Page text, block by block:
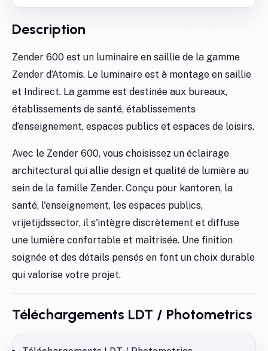
Description
Zender 600 est un luminaire en saillie de la gamme
Zender d’Atomis. Le luminaire est à montage en saillie
et Indirect. La gamme est destinée aux bureaux,
établissements de santé, établissements
d’enseignement, espaces publics et espaces de loisirs.
Avec le Zender 600, vous choisissez un éclairage
architectural qui allie design et qualité de lumière au
sein de la famille Zender. Conçu pour kantoren, la
santé, l'enseignement, les espaces publics,
vrijetijdssector, il s'intègre discrètement et diffuse
une lumière confortable et maîtrisée. Une finition
soignée et des détails pensés en font un choix durable
qui valorise votre projet.
Téléchargements LDT / Photometrics